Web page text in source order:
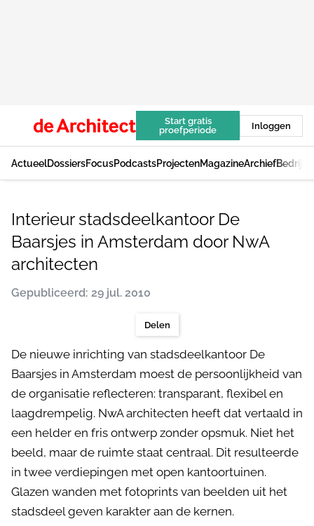
Start gratis
proefperiode
Inloggen
ActueelDossiersFocusPodcastsProjectenMagazineArchief
Interieur stadsdeelkantoor De
Baarsjes in Amsterdam door NwA
architecten
Gepubliceerd: 29 jul. 2010
Delen
De nieuwe inrichting van stadsdeelkantoor De
Baarsjes in Amsterdam moest de persoonlijkheid van
de organisatie reflecteren: transparant, flexibel en
laagdrempelig. NwA architecten heeft dat vertaald in
een helder en fris ontwerp zonder opsmuk. Niet het
beeld, maar de ruimte staat centraal. Dit resulteerde
in twee verdiepingen met open kantoortuinen.
Glazen wanden met fotoprints van beelden uit het
stadsdeel geven karakter aan de kernen.